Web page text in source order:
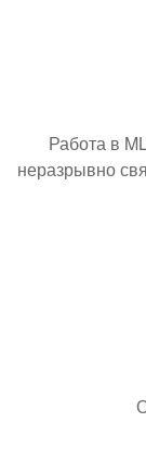
Работа в
неразрывно